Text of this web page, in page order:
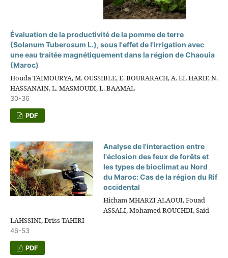
Évaluation de la productivité de la pomme de terre
(Solanum Tuberosum L.), sous l'effet de l'irrigation avec
une eau traitée magnétiquement dans la région de Chaouia
(Maroc)
Houda TAIMOURYA, M. OUSSIBLE, E. BOURARACH, A. EL HARIF, N.
HASSANAIN, L. MASMOUDI, L. BAAMAL
30-36
PDF
Analyse de l'interaction entre
l'éclosion des feux de forêts et
les types de bioclimat au Nord
du Maroc: Cas de la région du Rif
occidental
Hicham MHARZI ALAOUI, Fouad
ASSALI, Mohamed ROUCHDI, Said
LAHSSINI, Driss TAHIRI
46-53
PDF